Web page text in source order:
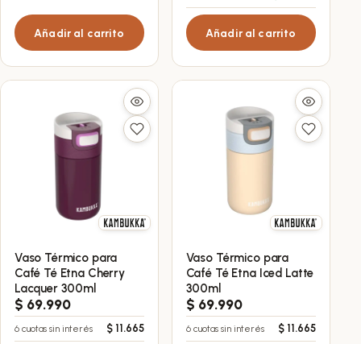
Añadir al carrito Añadir al carrito
Vaso Térmico para
Café Té Etna Cherry
Lacquer 300ml
$ 69.990
6 cuotas sin interés $ 11.665
Vaso Térmico para
Café Té Etna Iced Latte
300ml
$ 69.990
6 cuotas sin interés $11.665